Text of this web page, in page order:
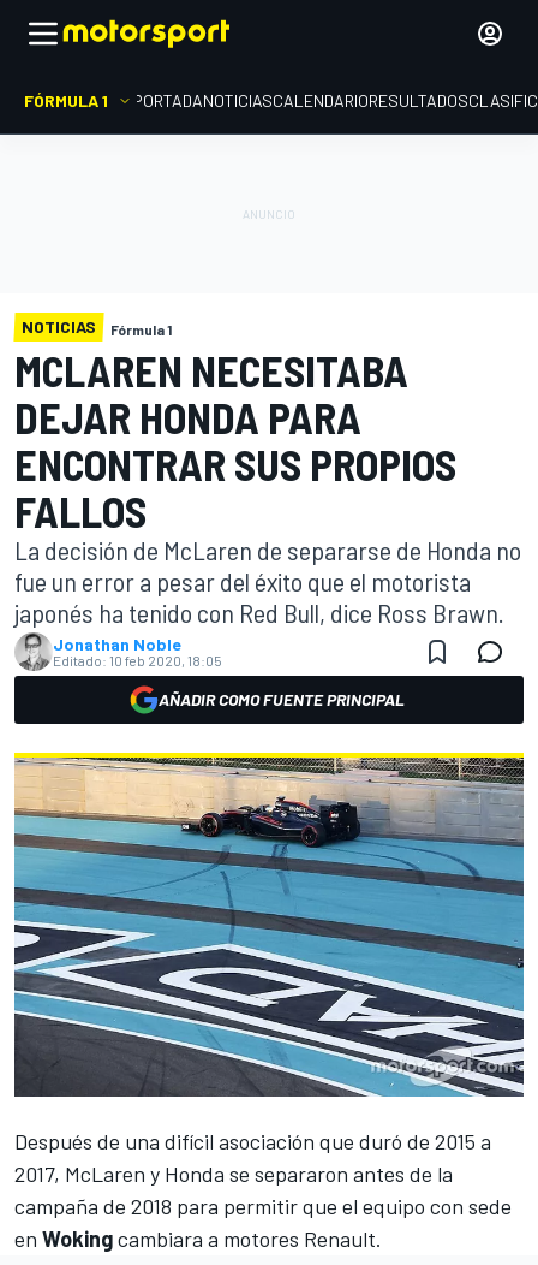
FÓRMULA 1 PORTADANOTICIASCALENDARIORESULTADOS
NOTICIAS Fórmula 1
MCLAREN NECESITABA
DEJAR HONDA PARA
ENCONTRAR SUS PROPIOS
FALLOS
La decisión de McLaren de separarse de Honda no
fue un error a pesar del éxito que el motorista
japonés ha tenido con Red Bull, dice Ross Brawn.
Jonathan Noble
Editado: 10 feb 2020, 18:05
AÑADIR COMO FUENTE PRINCIPAL
Después de una difícil asociación que duró de 2015 a
2017, McLaren y Honda se separaron antes de la
campaña de 2018 para permitir que el equipo con sede
en Wokingcambiara a motores Renault.